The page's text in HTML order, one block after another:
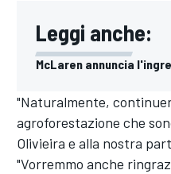
Leggi anche:
McLaren annuncia
"Naturalmente,
agroforestazione che
Olivieira e alla nostra
"Vorremmo anche